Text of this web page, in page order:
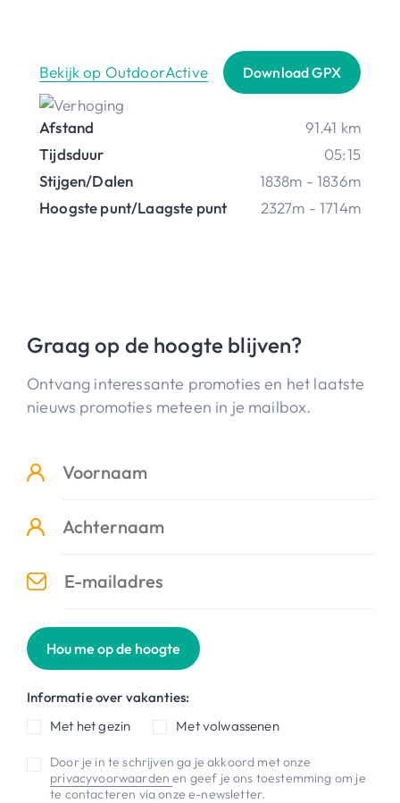
Bekijk op OutdoorActive Download GPX
Afstand
91.41 km
Tijdsduur
05:15
Stijgen/Dalen
1838m - 1836m
Hoogste punt/Laagste punt
2327m - 1714m
Graag op de hoogte blijven?
Ontvang interessante promoties en het laatste
nieuws promoties meteen in je mailbox.
Hou me op de hoogte
Informatie over vakanties:
Met het gezin
Met volwassenen
Door je in te schrijven ga je akkoord met onze
privacyvoorwaardenen geef je ons toestemming om je
te contacteren via onze e-newsletter.